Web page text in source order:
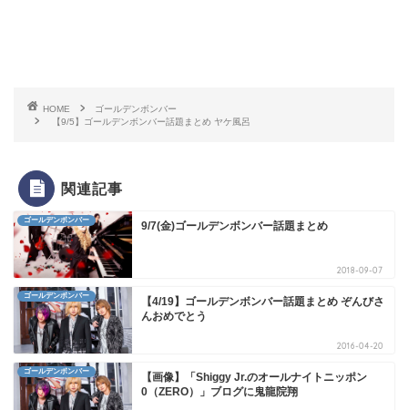
HOME
ゴールデンボンバー
【9/5】ゴールデンボンバー話題まとめ ヤケ風呂
関連記事
ゴールデンボンバー 9/7(金)ゴールデンボンバー話題まとめ
2018-09-07
ゴールデンボンバー
【4/19】ゴールデンボンバー話題まとめ ぞんびさ
んおめでとう
2016-04-20
ゴールデンボンバー
【画像】「Shiggy Jr.のオールナイトニッポン
0（ZERO）」ブログに鬼龍院翔